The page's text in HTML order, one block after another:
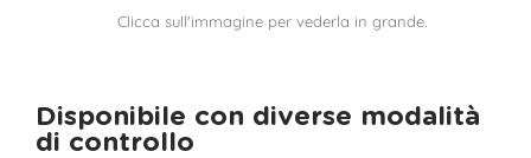
Clicca sull'immagine per vederla in grande.
Disponibile con diverse modalità
di controllo